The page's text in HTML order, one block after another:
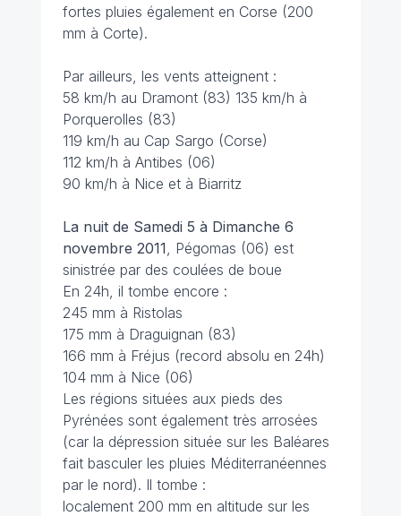
fortes pluies également en Corse (200
mm à Corte).
Par ailleurs, les vents atteignent :
58 km/h au Dramont (83) 135 km/h à
Porquerolles (83)
119 km/h au Cap Sargo (Corse)
112 km/h à Antibes (06)
90 km/h à Nice et à Biarritz
La nuit de Samedi 5 à Dimanche 6
novembre 2011, Pégomas (06) est
sinistrée par des coulées de boue
En 24h, il tombe encore :
245 mm à Ristolas
175 mm à Draguignan (83)
166 mm à Fréjus (record absolu en 24h)
104 mm à Nice (06)
Les régions situées aux pieds des
Pyrénées sont également très arrosées
(car la dépression située sur les Baléares
fait basculer les pluies Méditerranéennes
par le nord). Il tombe :
localement 200 mm en altitude sur les